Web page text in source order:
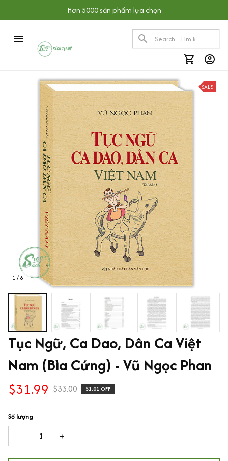
Hơn 5000 sản phẩm lựa chọn
1 / 6
SALE
Tục Ngữ, Ca Dao, Dân Ca Việt
Nam (Bìa Cứng) - Vũ Ngọc Phan
$31.99 $33.00 $1.01 OFF
Số lượng